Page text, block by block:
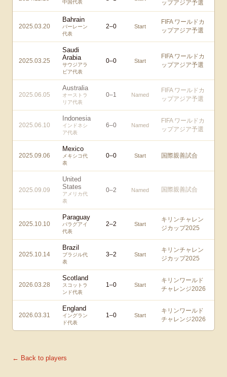
中国代表
ップアジア予選
2025.03.20
Bahrain
バーレーン
代表
2–0 Start
FIFA ワールドカ
ップアジア予選
2025.03.25
Saudi
Arabia
サウジアラ
ビア代表
0–0 Start
FIFA ワールドカ
ップアジア予選
2025.06.05
Australia
オーストラ
リア代表
0–1 Named
FIFA ワールドカ
ップアジア予選
2025.06.10
Indonesia
インドネシ
ア代表
6–0 Named
FIFA ワールドカ
ップアジア予選
2025.09.06
Mexico
メキシコ代
表
0–0 Start 国際親善試合
2025.09.09
United
States
アメリカ代
表
0–2 Named 国際親善試合
2025.10.10
Paraguay
パラグアイ
代表
2–2 Start
キリンチャレン
ジカップ2025
2025.10.14
Brazil
ブラジル代
表
3–2 Start
キリンチャレン
ジカップ2025
2026.03.28
Scotland
スコットラ
ンド代表
1–0 Start
キリンワールド
チャレンジ2026
2026.03.31
England
イングラン
ド代表
1–0 Start
キリンワールド
チャレンジ2026
← Back to players